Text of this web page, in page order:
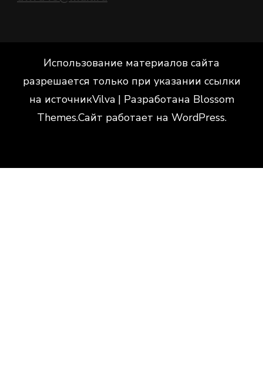
Использование материалов сайта
разрешается только при указании ссылки
на источникVilva | Разработана Blossom
Themes.Сайт работает на WordPress.